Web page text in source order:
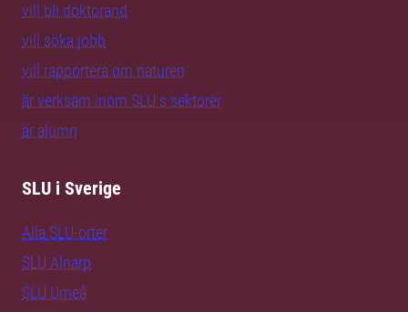
vill bli doktorand
vill söka jobb
vill rapportera om naturen
är verksam inom SLU:s sektorer
är alumn
SLU i Sverige
Alla SLU-orter
SLU Alnarp
SLU Umeå